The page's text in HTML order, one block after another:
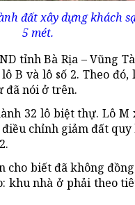
đất xây dựng khách
5 mét.
tỉnh Bà Rịa – Vũng
B và lô số 2. Theo
đã nói ở trên.
32 lô biệt thự. Lô
chỉnh giảm đất
cho biết đã không
khu nhà ở phải theo